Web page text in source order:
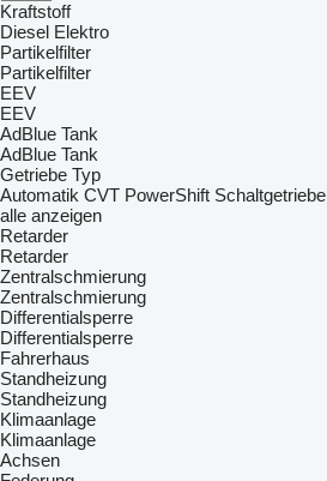
Kraftstoff
Diesel Elektro
Partikelfilter
Partikelfilter
EEV
EEV
AdBlue Tank
AdBlue Tank
Getriebe Typ
Automatik CVT PowerShift Schaltgetriebe
alle anzeigen
Retarder
Retarder
Zentralschmierung
Zentralschmierung
Differentialsperre
Differentialsperre
Fahrerhaus
Standheizung
Standheizung
Klimaanlage
Klimaanlage
Achsen